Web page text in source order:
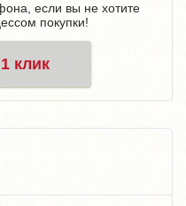
клик
если вы не хотите
покупки!